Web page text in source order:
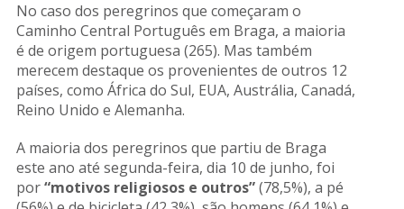
No caso dos peregrinos que começaram o
Caminho Central Português em Braga, a maioria
é de origem portuguesa (265). Mas também
merecem destaque os provenientes de outros 12
países, como África do Sul, EUA, Austrália, Canadá,
Reino Unido e Alemanha.
A maioria dos peregrinos que partiu de Braga
este ano até segunda-feira, dia 10 de junho, foi
por“motivos religiosos e outros”(78,5%), a pé